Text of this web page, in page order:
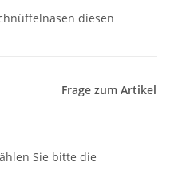
diesen
Frage zum Artikel
Sie bitte die